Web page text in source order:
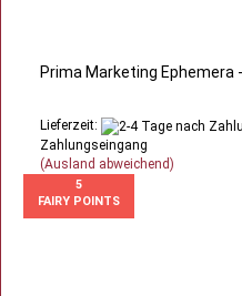
Prima Marketing
Lieferzeit:
Zahlungseingang
(Ausland abweichend)
5
FAIRY POINTS